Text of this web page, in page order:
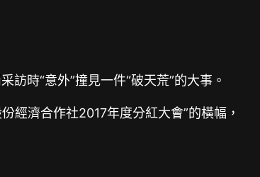
時“意外”撞見一件“破天荒”的大事。
經濟合作社2017年度分紅大會”的橫幅，